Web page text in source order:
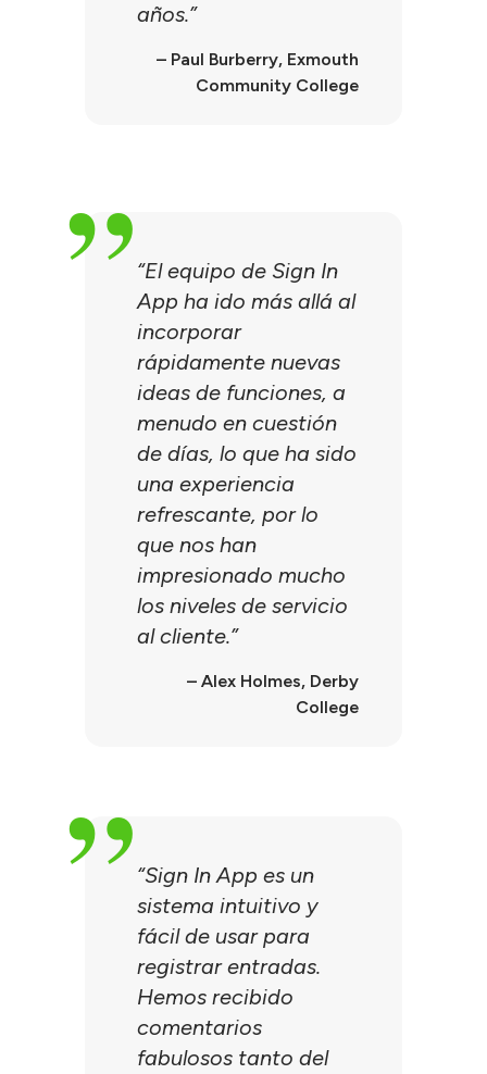
años.”
– Paul Burberry, Exmouth
Community College
“El equipo de Sign In
App ha ido más allá al
incorporar
rápidamente nuevas
ideas de funciones, a
menudo en cuestión
de días, lo que ha sido
una experiencia
refrescante, por lo
que nos han
impresionado mucho
los niveles de servicio
al cliente.”
– Alex Holmes, Derby
College
“Sign In App es un
sistema intuitivo y
fácil de usar para
registrar entradas.
Hemos recibido
comentarios
fabulosos tanto del